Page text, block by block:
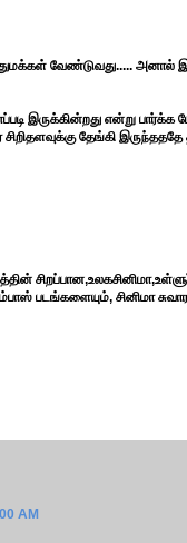
வேண்டுவது..... அனால்
இருக்கின்றது என்று பார்க்க
தேங்கி இருந்தததே
சிறப்பான,உலகசினிமா,உள்ளுர்
படங்களையும், சினிமா
AM